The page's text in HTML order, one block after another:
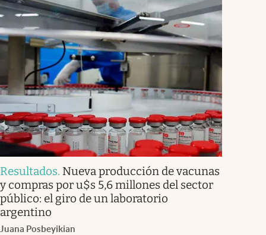
Resultados. Nueva producción de vacunas
y compras por u$s 5,6 millones del sector
público: el giro de un laboratorio
argentino
Juana Posbeyikian